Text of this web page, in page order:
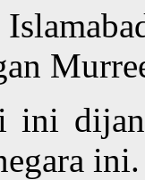
ini
ini.